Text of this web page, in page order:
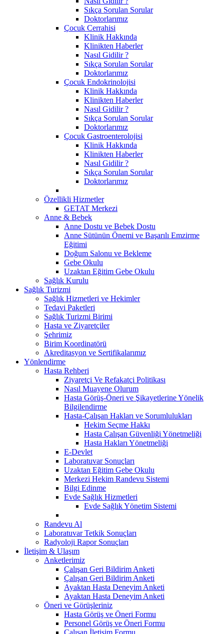
Sıkça Sorulan Sorular
Doktorlarımız
Çocuk Cerrahisi
Klinik Hakkında
Klinikten Haberler
Nasıl Gidilir ?
Sıkça Sorulan Sorular
Doktorlarımız
Çocuk Endokrinolojisi
Klinik Hakkında
Klinikten Haberler
Nasıl Gidilir ?
Sıkça Sorulan Sorular
Doktorlarımız
Çocuk Gastroenterolojisi
Klinik Hakkında
Klinikten Haberler
Nasıl Gidilir ?
Sıkça Sorulan Sorular
Doktorlarımız
Özellikli Hizmetler
GETAT Merkezi
Anne & Bebek
Anne Dostu ve Bebek Dostu
Anne Sütünün Önemi ve Başarılı Emzirme
Eğitimi
Doğum Salonu ve Bekleme
Gebe Okulu
Uzaktan Eğitim Gebe Okulu
Sağlık Kurulu
Sağlık Turizmi
Sağlık Hizmetleri ve Hekimler
Tedavi Paketleri
Sağlık Turizmi Birimi
Hasta ve Ziyaretçiler
Şehrimiz
Birim Koordinatörü
Akreditasyon ve Sertifikalarımız
Yönlendirme
Hasta Rehberi
Ziyaretçi Ve Refakatçi Politikası
Nasıl Muayene Olurum
Hasta Görüş-Öneri ve Şikayetlerine Yönelik
Bilgilendirme
Hasta-Çalışan Hakları ve Sorumlulukları
Hekim Seçme Hakkı
Hasta Çalışan Güvenliği Yönetmeliği
Hasta Hakları Yönetmeliği
E-Devlet
Laboratuvar Sonuçları
Uzaktan Eğitim Gebe Okulu
Merkezi Hekim Randevu Sistemi
Bilgi Edinme
Evde Sağlık Hizmetleri
Evde Sağlık Yönetim Sistemi
Randevu Al
Laboratuvar Tetkik Sonuçları
Radyoloji Rapor Sonuçları
İletişim & Ulaşım
Anketlerimiz
Çalışan Geri Bildirim Anketi
Çalışan Geri Bildirim Anketi
Ayaktan Hasta Deneyim Anketi
Ayaktan Hasta Deneyim Anketi
Öneri ve Görüşleriniz
Hasta Görüş ve Öneri Formu
Personel Görüş ve Öneri Formu
Çalışan İletişim Formu